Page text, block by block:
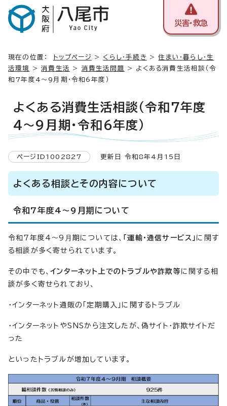
災害・救急
現在の位置： トップページ > くらし・手続き >住まい・暮らし・生
活環境
>消費生活 > 消費生活問題
> よくある消費生活相談（令
和7年度4～9月期・令和6年度）
よくある消費生活相談（令和7年度
4～9月期・令和6年度）
ページID1002827 更新日 令和8年4月15日
よくある相談とその内容について
令和7年度4～9月期について
令和7年度4～9⽉期については、 「運輸・通信サービス」 に関す
る相談が多く寄せられています。
その中でも、インターネット上でのトラブルや詐欺等に関する相
談が多く寄せられており、
・インターネット通販の「定期購入」に関するトラブル
・インターネットやSNSから注文したが、偽サイト・詐欺サイトだ
った
といったトラブルが増加しています。